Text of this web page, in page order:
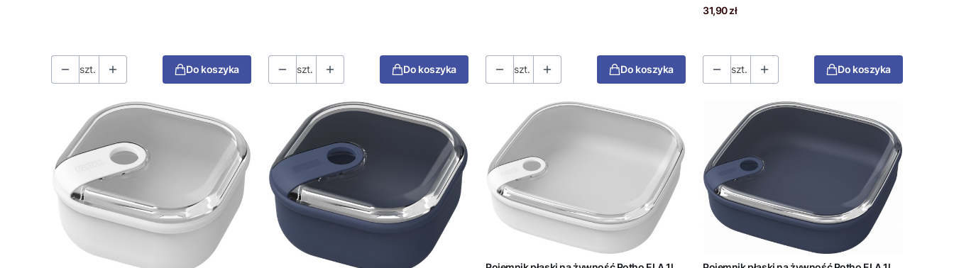
szt. Do koszyka szt. Do koszyka szt. Do koszyka
Cena
31,90 zł
szt. Do koszyka